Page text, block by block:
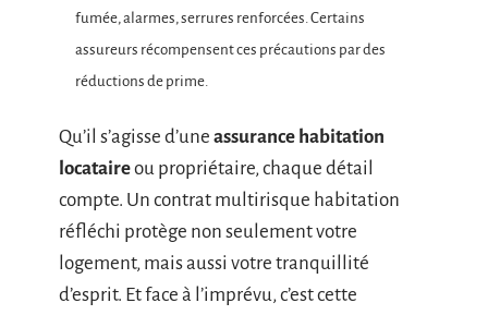
fumée, alarmes, serrures renforcées. Certains
assureurs récompensent ces précautions par des
réductions de prime.
Qu’il s’agisse d’une assurance habitation
locataireou propriétaire, chaque détail
compte. Un contrat multirisque habitation
réfléchi protège non seulement votre
logement, mais aussi votre tranquillité
d’esprit. Et face à l’imprévu, c’est cette